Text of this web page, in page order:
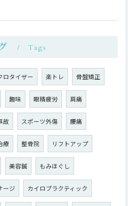
Tags
ロタイザー 楽トレ 骨盤矯正
趣味 眼精疲労 肩痛
故 スポーツ外傷 腰痛
療 整骨院 リフトアップ
美容鍼 もみほぐし
ージ カイロプラクティック